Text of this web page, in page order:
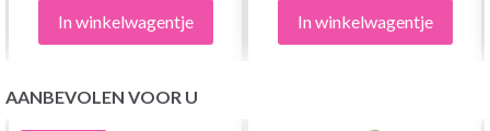
In winkelwagentje In winkelwagentje
AANBEVOLEN VOOR U